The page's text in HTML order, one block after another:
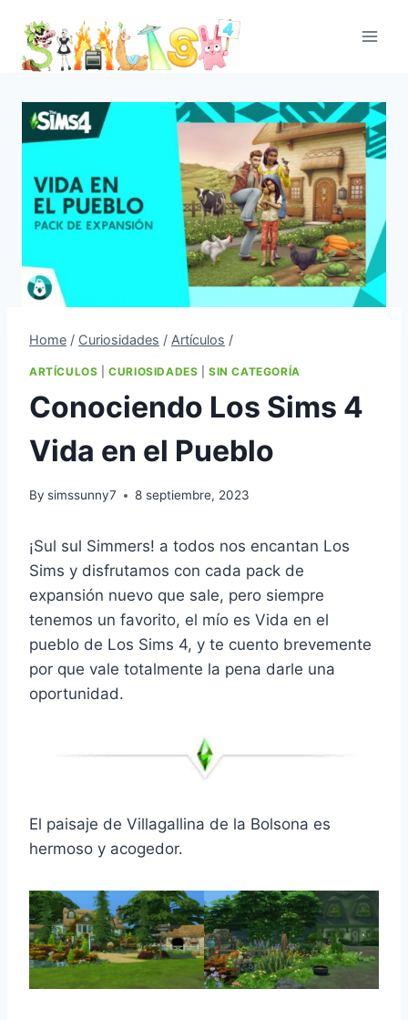
content
Home / Curiosidades / Artículos /
ARTÍCULOS |CURIOSIDADES |SIN CATEGORÍA
Conociendo Los Sims 4
Vida en el Pueblo
By simssunny7 8 septiembre, 2023
¡Sul sul Simmers! a todos nos encantan Los
Sims y disfrutamos con cada pack de
expansión nuevo que sale, pero siempre
tenemos un favorito, el mío es Vida en el
pueblo de Los Sims 4, y te cuento brevemente
por que vale totalmente la pena darle una
oportunidad.
El paisaje de Villagallina de la Bolsona es
hermoso y acogedor.